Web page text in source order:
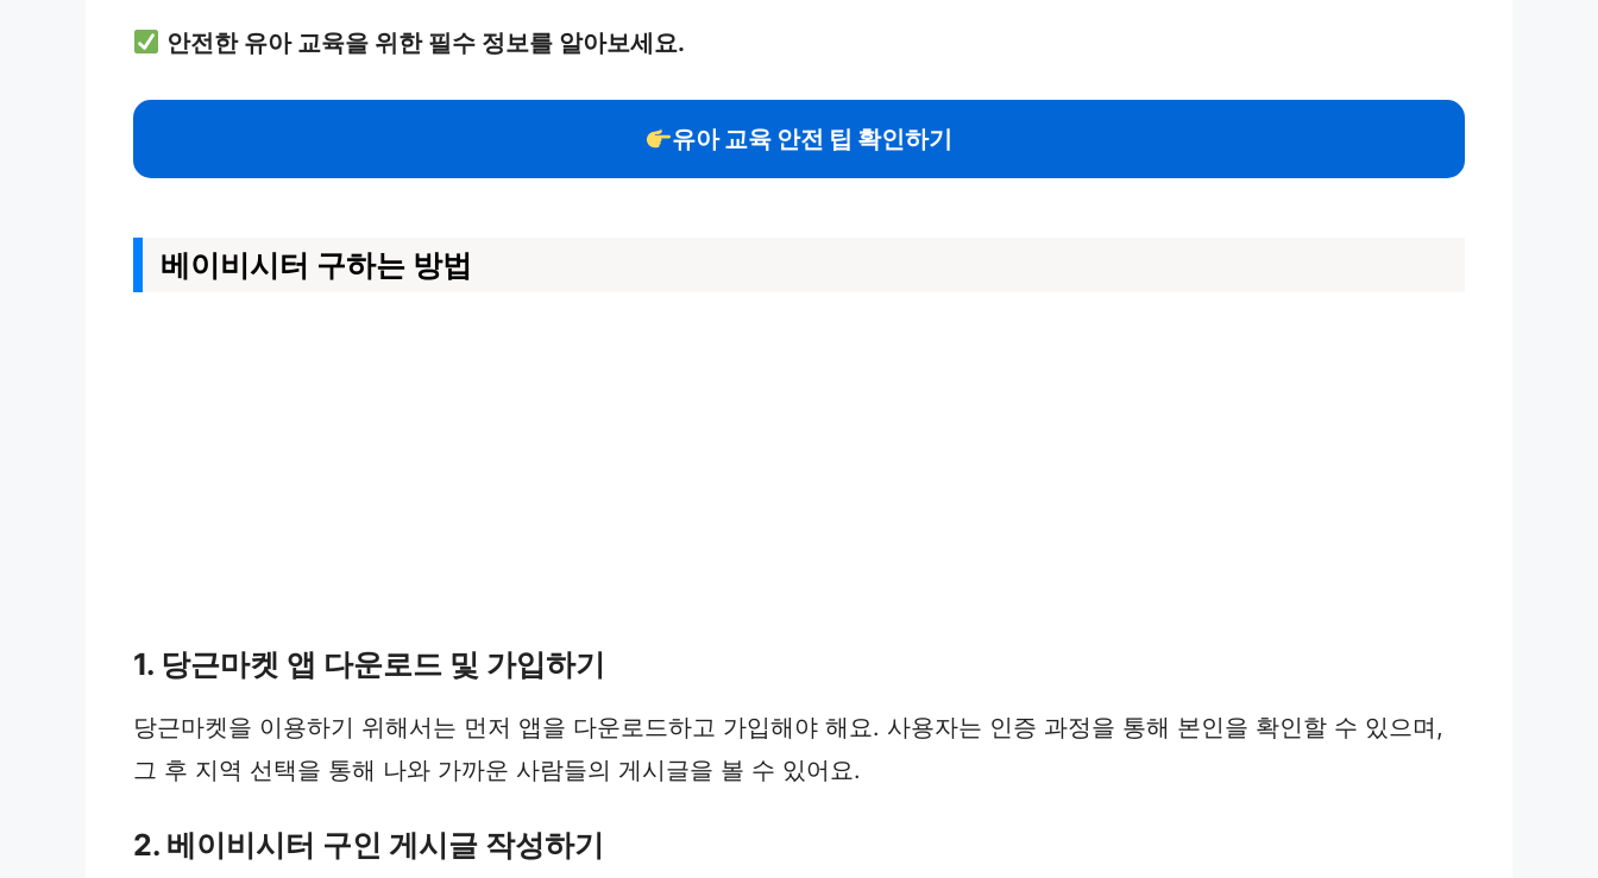
안전한 유아 교육을 위한 필수 정보를 알아보세요.
유아 교육 안전 팁 확인하기
베이비시터 구하는 방법
1. 당근마켓 앱 다운로드 및 가입하기
당근마켓을 이용하기 위해서는 먼저 앱을 다운로드하고 가입해야 해요. 사용자는 인증 과정을 통해 본인을 확인할 수 있으며,
그 후 지역 선택을 통해 나와 가까운 사람들의 게시글을 볼 수 있어요.
2. 베이비시터 구인 게시글 작성하기